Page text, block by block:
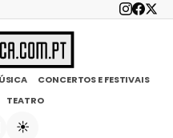
CONCERTOS E FESTIVAIS
TEATRO
☀️